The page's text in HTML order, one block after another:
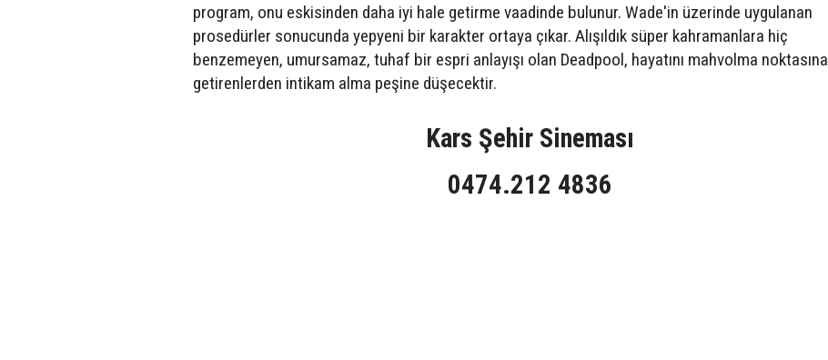
program, onu eskisinden daha iyi hale getirme vaadinde bulunur. Wade'in üzerinde uygulanan
prosedürler sonucunda yepyeni bir karakter ortaya çıkar. Alışıldık süper kahramanlara hiç
benzemeyen, umursamaz, tuhaf bir espri anlayışı olan Deadpool, hayatını mahvolma noktasına
getirenlerden intikam alma peşine düşecektir.
Kars Şehir Sineması
0474.212 4836